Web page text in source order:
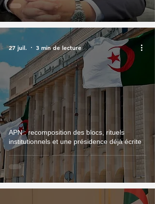
APN : recomposition des blocs, rituels
institutionnels et une présidence déjà écrite
27 juil. 3 min de lecture